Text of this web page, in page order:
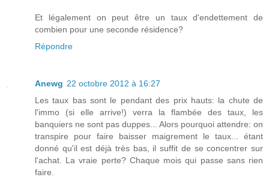
Et légalement on peut être un taux d'endettement de
combien pour une seconde résidence?
Répondre
Anewg 22 octobre 2012 à 16:27
Les taux bas sont le pendant des prix hauts: la chute de
l'immo (si elle arrive!) verra la flambée des taux, les
banquiers ne sont pas duppes... Alors pourquoi attendre: on
transpire pour faire baisser maigrement le taux... étant
donné qu'il est déjà très bas, il suffit de se concentrer sur
l'achat. La vraie perte? Chaque mois qui passe sans rien
faire.